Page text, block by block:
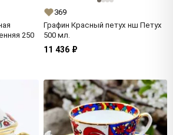
250
369
Графин Красный петух нш Петух
500 мл.
11 436 ₽